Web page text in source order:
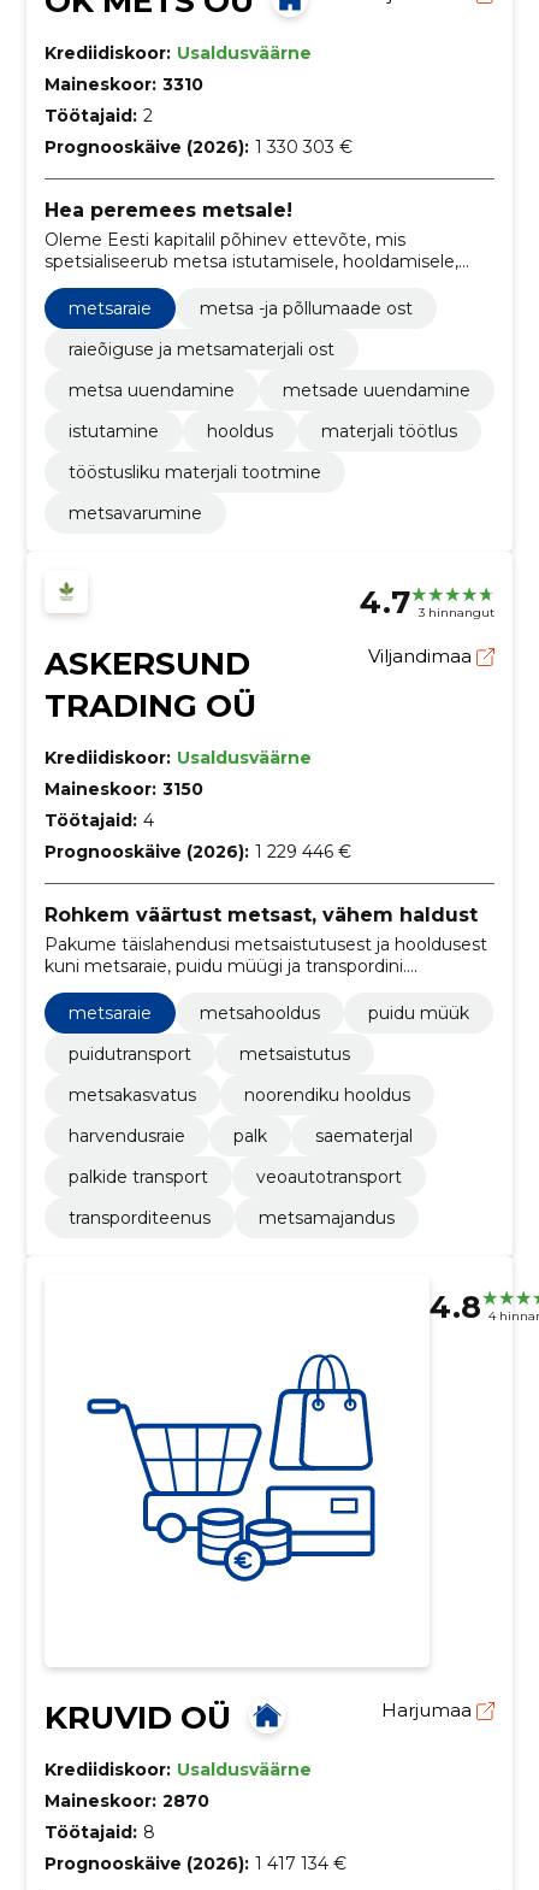
Krediidiskoor: Usaldusväärne
Maineskoor: 3310
Töötajaid: 2
Prognooskäive (2026): 1 330 303 €
Hea peremees metsale!
Oleme Eesti kapitalil põhinev ettevõte, mis
spetsialiseerub metsa istutamisele, hooldamisele,
raiumisele ning kvaliteetse metsamaterjali tootmisele
ja müügile.
metsaraie
metsa -ja põllumaade ost
raieõiguse ja metsamaterjali ost
metsa uuendamine
metsade uuendamine
istutamine
hooldus
materjali töötlus
tööstusliku materjali tootmine
metsavarumine
4.7 3 hinnangut
ASKERSUND
TRADING OÜ
Viljandimaa
Krediidiskoor: Usaldusväärne
Maineskoor: 3150
Töötajaid: 4
Prognooskäive (2026): 1 229 446 €
Rohkem väärtust metsast, vähem haldust
Pakume täislahendusi metsaistutusest ja hooldusest
kuni metsaraie, puidu müügi ja transpordini.
Optimeerime puistu väärtust, vähendame
halduskoormust ning tagame usaldusväärse ja
õigeaegse tarneahela.
metsaraie metsahooldus
puidu müük
puidutransport
metsaistutus
metsakasvatus
noorendiku hooldus
harvendusraie
palk
saematerjal
palkide transport
veoautotransport
transporditeenus
metsamajandus
4.8 4
KRUVID OÜ Harjumaa
Krediidiskoor: Usaldusväärne
Maineskoor: 2870
Töötajaid: 8
Prognooskäive (2026): 1 417 134 €